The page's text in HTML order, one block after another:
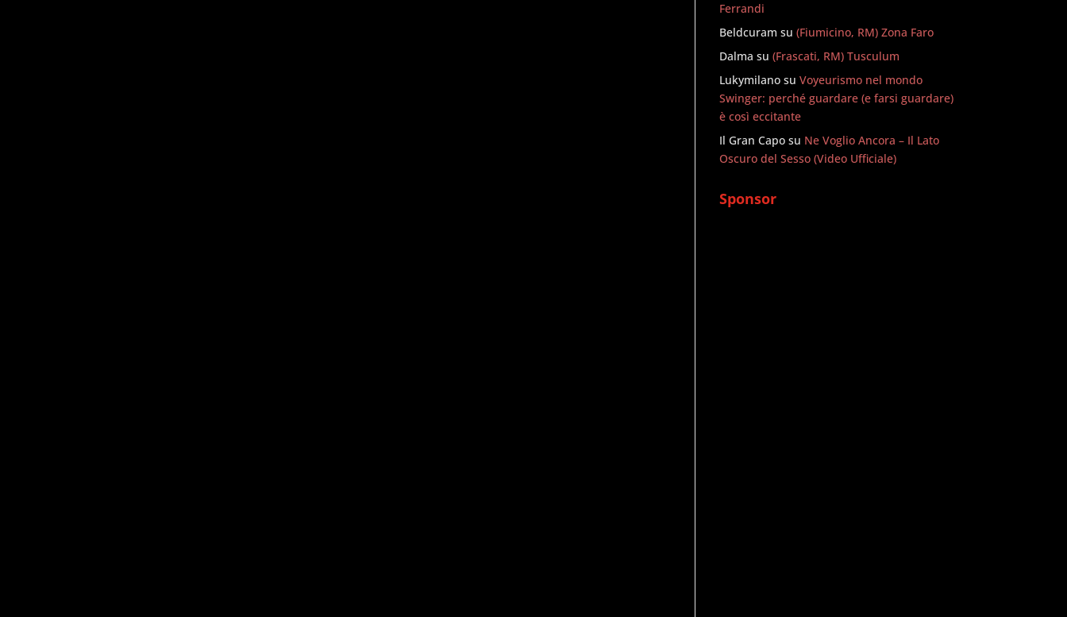
Ferrandi
Beldcuram su(Fiumicino, RM) Zona Faro
Dalma su(Frascati, RM) Tusculum
Lukymilano suVoyeurismo nel mondo
Swinger: perché guardare (e farsi guardare)
è così eccitante
Il Gran Capo su Ne Voglio Ancora – Il Lato
Oscuro del Sesso (Video Ufficiale)
Sponsor